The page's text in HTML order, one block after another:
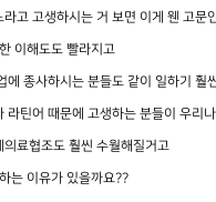
고 고생하시는 거 보면 이게 웬 고문
이해도도 빨라지고
에 종사하시는 분들도 같이 일하기 훨
라틴어 때문에 고생하는 분들이 우리
료협조도 훨씬 수월해질거고
는 이유가 있을까요??